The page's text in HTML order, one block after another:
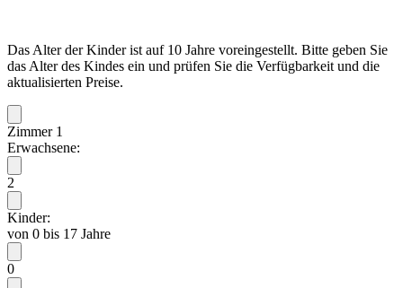
Das Alter der Kinder ist auf 10 Jahre voreingestellt. Bitte geben Sie
das Alter des Kindes ein und prüfen Sie die Verfügbarkeit und die
aktualisierten Preise.
Zimmer 1
Erwachsene:
2
Kinder:
von 0 bis 17 Jahre
0